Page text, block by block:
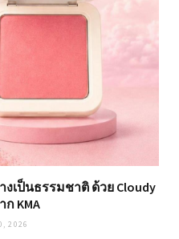
เป็นธรรมชาติ ด้วย Cloudy
ก KMA
2026